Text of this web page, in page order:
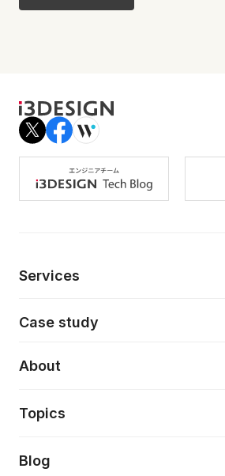
Services
AI駆動開発支援
モダナイゼーション
Case study
About
About
Topics
Press release
Blog